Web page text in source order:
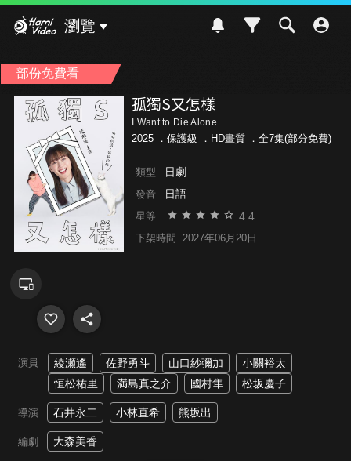
瀏覽
部份免費看
孤獨S又怎樣
I Want to Die Alone
2025 ． 保護級 ．HD畫質 ．全7集(部分免費)
類型 日劇
發音 日語
星等 4.4
下架時間 2027年06月20日
演員 綾瀬遙 佐野勇斗 山口紗彌加
小關裕太
恒松祐里
満島真之介 國村隼 松坂慶子
導演 石井永二 小林直希 熊坂出
編劇 大森美香